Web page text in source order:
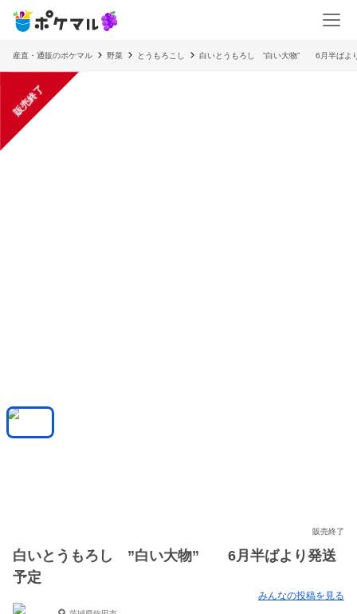
産直・通販のポケマル 野菜 とうもろこし 白いとうもろし ”白い大物” 6月半ばよ
販売終了
販売終了
白いとうもろし ”白い大物” 6月半ばより発送
予定
みんなの投稿を見る